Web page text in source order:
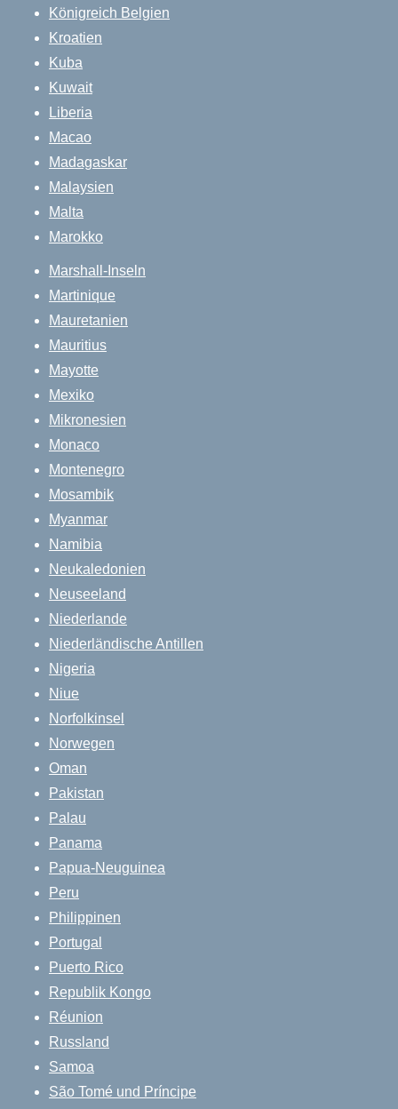
Königreich Belgien
Kroatien
Kuba
Kuwait
Liberia
Macao
Madagaskar
Malaysien
Malta
Marokko
Marshall-Inseln
Martinique
Mauretanien
Mauritius
Mayotte
Mexiko
Mikronesien
Monaco
Montenegro
Mosambik
Myanmar
Namibia
Neukaledonien
Neuseeland
Niederlande
Niederländische Antillen
Nigeria
Niue
Norfolkinsel
Norwegen
Oman
Pakistan
Palau
Panama
Papua-Neuguinea
Peru
Philippinen
Portugal
Puerto Rico
Republik Kongo
Réunion
Russland
Samoa
São Tomé und Príncipe